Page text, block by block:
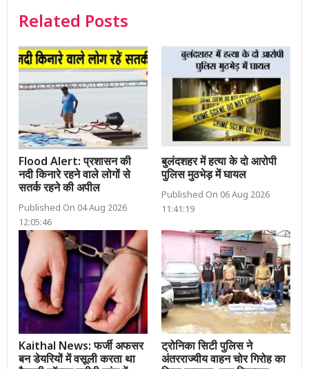
Related Posts
Flood Alert: प्रशासन की
नदी किनारे रहने वाले लोगों से
सतर्क रहने की अपील
Published On 04 Aug 2026
12:05:46
बुलंदशहर में हत्या के दो आरोपी
पुलिस मुठभेड़ में घायल
Published On 06 Aug 2026
11:41:19
Kaithal News: फर्जी अफसर
बन डेयरियों में वसूली करता था
ट्रोनिका सिटी पुलिस ने
अंतरराज्यीय वाहन चोर गिरोह का